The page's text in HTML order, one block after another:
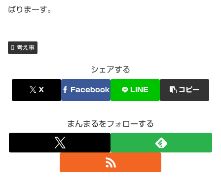
ばりまーす。
考え事
シェアする
X Facebook LINE コピー
まんまるをフォローする